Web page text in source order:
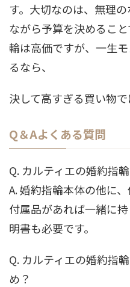
す。大切なのは、無理
ながら予算を決めるこ
輪は高価ですが、一生
るなら、
決して高すぎる買い物で
Q＆Aよくある質問
Q. カルティエの婚約指
A. 婚約指輪本体の他に
付属品があれば一緒に
明書も必要です。
Q. カルティエの婚約指
め？